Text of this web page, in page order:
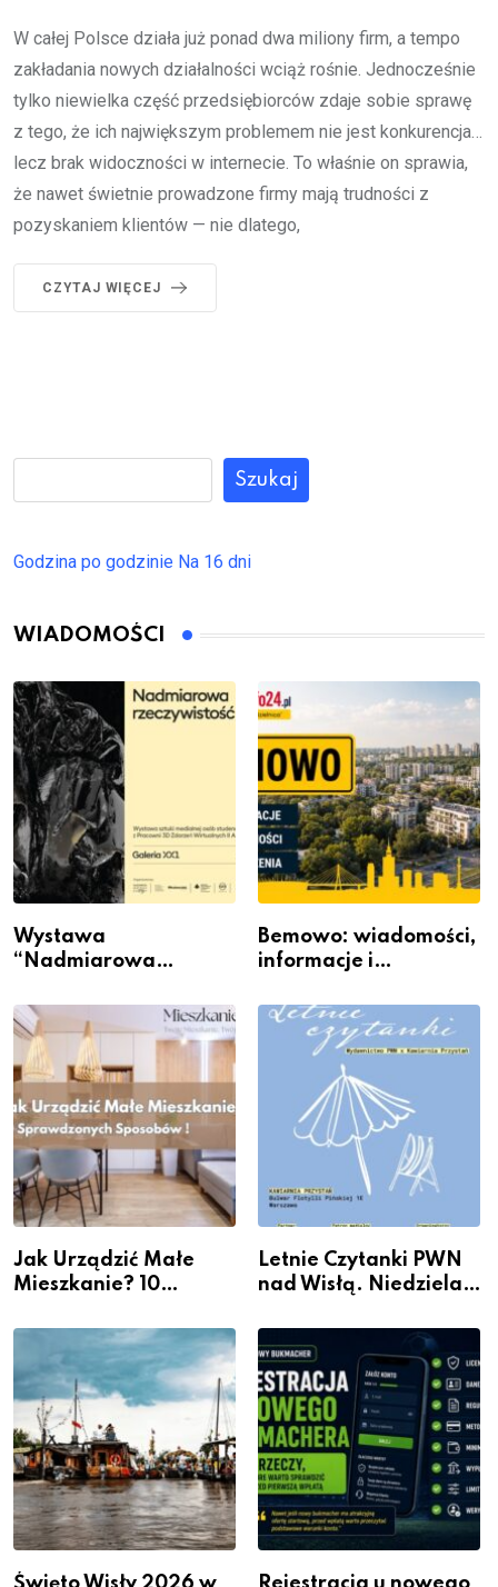
W całej Polsce działa już ponad dwa miliony firm, a tempo
zakładania nowych działalności wciąż rośnie. Jednocześnie
tylko niewielka część przedsiębiorców zdaje sobie sprawę
z tego, że ich największym problemem nie jest konkurencja…
lecz brak widoczności w internecie. To właśnie on sprawia,
że nawet świetnie prowadzone firmy mają trudności z
pozyskaniem klientów — nie dlatego,
CZYTAJ WIĘCEJ
Szukaj
Godzina po godzinie Na 16 dni
WIADOMOŚCI
Wystawa
“Nadmiarowa
Galerii XX1
Bemowo: wiadomości,
informacje i
Jak Urządzić Małe
Mieszkanie? 10
Przestrzeni Bez
Kosztownego Remontu
Letnie Czytanki PWN
nad Wisłą. Niedziela z
dla siebie